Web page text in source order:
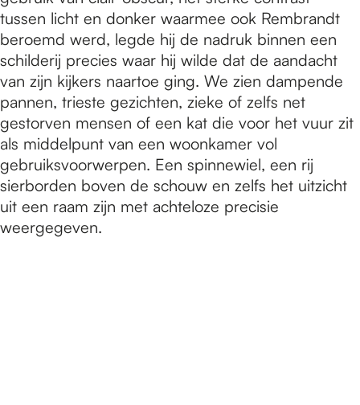
tussen licht en donker waarmee ook Rembrandt
beroemd werd, legde hij de nadruk binnen een
schilderij precies waar hij wilde dat de aandacht
van zijn kijkers naartoe ging. We zien dampende
pannen, trieste gezichten, zieke of zelfs net
gestorven mensen of een kat die voor het vuur zit
als middelpunt van een woonkamer vol
gebruiksvoorwerpen. Een spinnewiel, een rij
sierborden boven de schouw en zelfs het uitzicht
uit een raam zijn met achteloze precisie
weergegeven.